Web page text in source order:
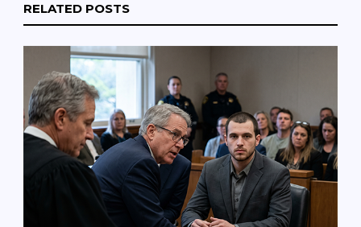
RELATED POSTS